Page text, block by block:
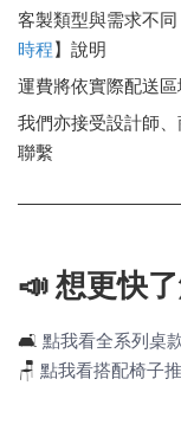
客製類型與需求不
時程】說明
運費將依實際配送
我們亦接受設計師
聯繫
📣 想更快了
🛋️ 點我看全系列桌
🪑 點我看搭配椅子